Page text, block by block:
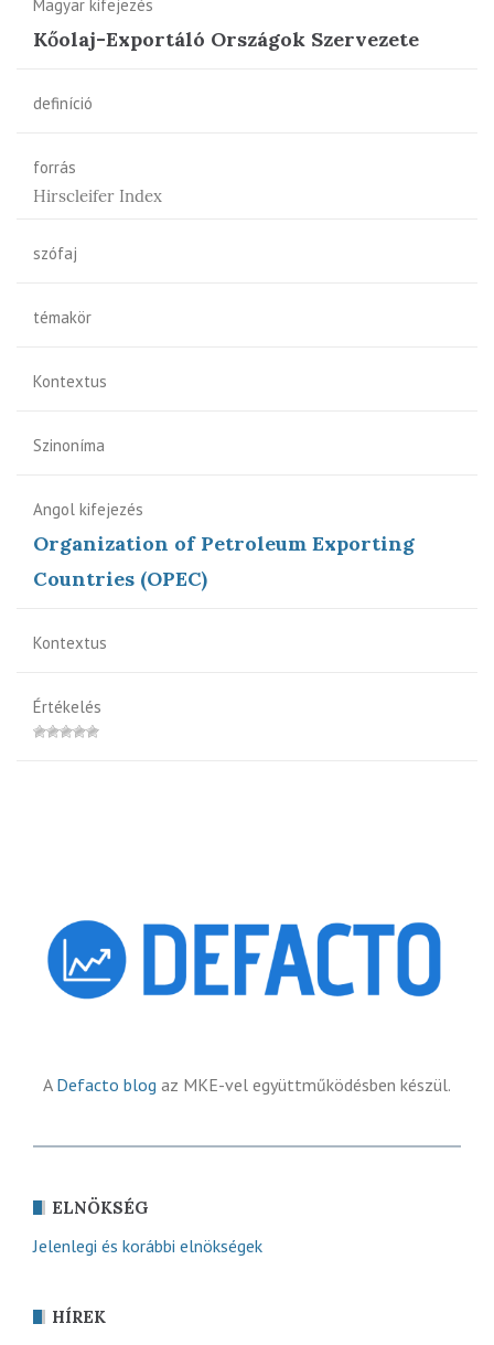
Magyar kifejezés
Kőolaj-Exportáló Országok Szervezete
definíció
forrás
Hirscleifer Index
szófaj
témakör
Kontextus
Szinoníma
Angol kifejezés
Organization of Petroleum Exporting
Countries (OPEC)
Kontextus
Értékelés
A Defacto blog az MKE-vel együttműködésben készül.
ELNÖKSÉG
Jelenlegi és korábbi elnökségek
HÍREK